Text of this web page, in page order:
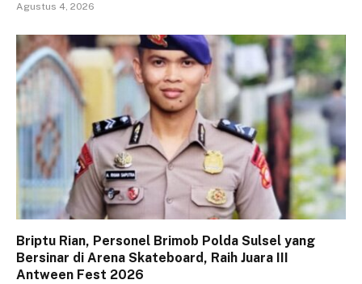
Agustus 4, 2026
Briptu Rian, Personel Brimob Polda Sulsel yang
Bersinar di Arena Skateboard, Raih Juara III
Antween Fest 2026